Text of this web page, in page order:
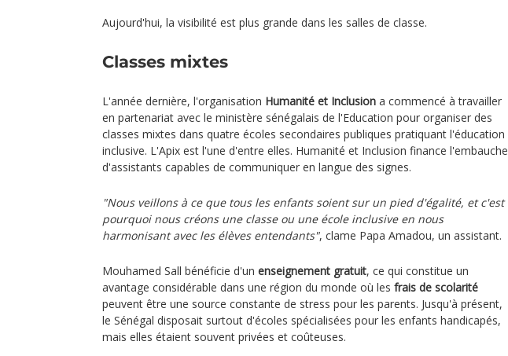
Aujourd'hui, la visibilité est plus grande dans les salles de classe.
Classes mixtes
L'année dernière, l'organisation Humanité et Inclusion a commencé à travailler
en partenariat avec le ministère sénégalais de l'Education pour organiser des
classes mixtes dans quatre écoles secondaires publiques pratiquant l'éducation
inclusive. L'Apix est l'une d'entre elles. Humanité et Inclusion finance l'embauche
d'assistants capables de communiquer en langue des signes.
"Nous veillons à ce que tous les enfants soient sur un pied d'égalité, et c'est
pourquoi nous créons une classe ou une école inclusive en nous
harmonisant avec les élèves entendants", clame Papa Amadou, un assistant.
Mouhamed Sall bénéficie d'un enseignement gratuit, ce qui constitue un
avantage considérable dans une région du monde où les frais de scolarité
peuvent être une source constante de stress pour les parents. Jusqu'à présent,
le Sénégal disposait surtout d'écoles spécialisées pour les enfants handicapés,
mais elles étaient souvent privées et coûteuses.